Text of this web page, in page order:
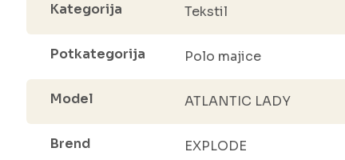
Kategorija Tekstil
Potkategorija Polo majice
Model ATLANTIC LADY
Brend EXPLODE